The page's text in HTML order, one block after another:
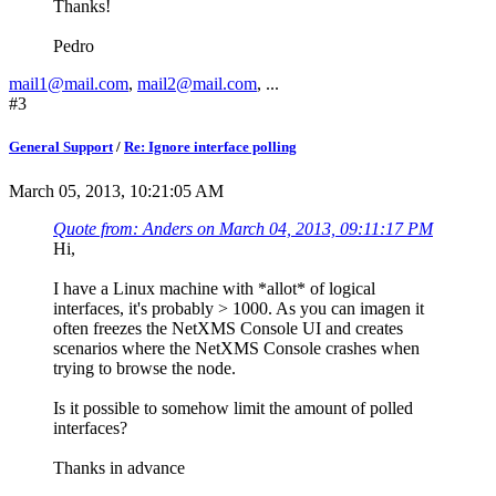
Thanks!
Pedro
mail1@mail.com, mail2@mail.com, ...
#3
General Support/ Re: Ignore interface polling
March 05, 2013, 10:21:05 AM
Quote from: Anders on March 04, 2013, 09:11:17 PM
Hi,
I have a Linux machine with *allot* of logical
interfaces, it's probably > 1000. As you can imagen it
often freezes the NetXMS Console UI and creates
scenarios where the NetXMS Console crashes when
trying to browse the node.
Is it possible to somehow limit the amount of polled
interfaces?
Thanks in advance